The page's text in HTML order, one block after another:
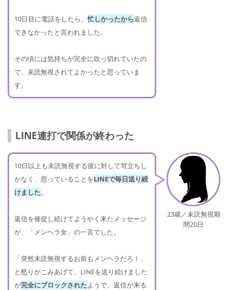
10日目に電話をしたら、忙しかったから返信
できなかったと言われました。
その頃には気持ちが完全に吹っ切れていたの
で、未読無視されてよかったと思っていま
す。
LINE連打で関係が終わった
23歳／未読無視期
間20日
10日以上も未読無視する彼に対して苛立ちし
かなく、思っていることをLINEで毎日送り続
けました。
返信を催促し続けてようやく来たメッセージ
が、「メンヘラ女」の一言でした。
「突然未読無視するお前もメンヘラだろ！」
と怒りがこみあげて、LINEを送り続けました
が完全にブロックされたようで、返信が来る